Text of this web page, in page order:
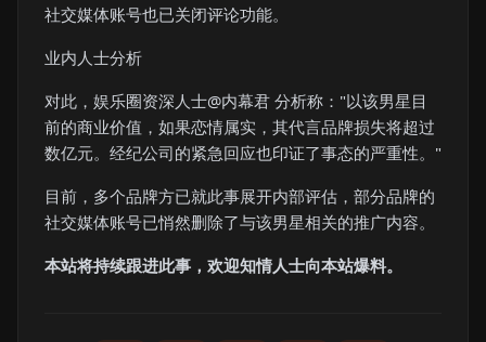
社交媒体账号也已关闭评论功能。
业内人士分析
对此，娱乐圈资深人士@内幕君 分析称："以该男星目
前的商业价值，如果恋情属实，其代言品牌损失将超过
数亿元。经纪公司的紧急回应也印证了事态的严重性。"
目前，多个品牌方已就此事展开内部评估，部分品牌的
社交媒体账号已悄然删除了与该男星相关的推广内容。
本站将持续跟进此事，欢迎知情人士向本站爆料。